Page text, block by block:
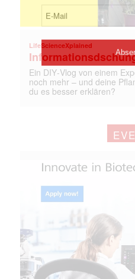
LifeScienceXplained
Ein DIY‑Vlog von einem
noch mehr – und deine
du es besser erklären?